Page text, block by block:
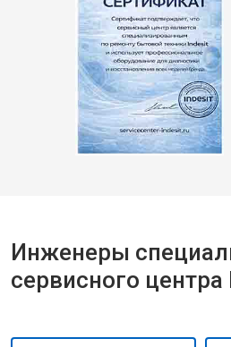
Инженеры
сервисного